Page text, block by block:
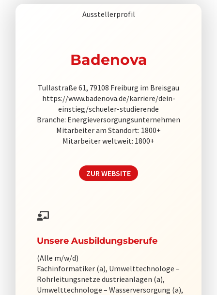
Ausstellerprofil
Badenova
Tullastraße 61, 79108 Freiburg im Breisgau
https://www.badenova.de/karriere/dein-
einstieg/schueler-studierende
Branche: Energieversorgungsunternehmen
Mitarbeiter am Standort: 1800+
Mitarbeiter weltweit: 1800+
ZUR WEBSITE
Unsere Ausbildungsberufe
(Alle m/w/d)
Fachinformatiker (a), Umwelttechnologe –
Rohrleitungsnetze dustrieanlagen (a),
Umwelttechnologe – Wasserversorgung (a),